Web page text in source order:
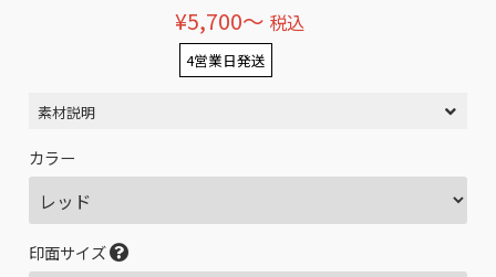
¥5,700〜 税込
4営業日発送
素材説明
カラー
印面サイズ